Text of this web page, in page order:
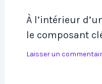
À l’intérieur
le composant
Laisser un